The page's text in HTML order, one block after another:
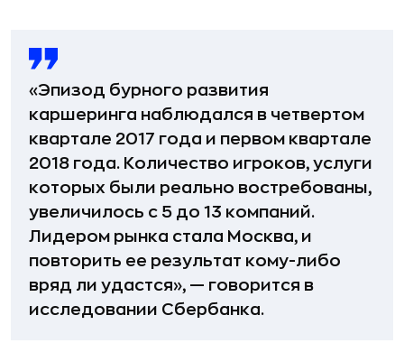
«Эпизод бурного развития
каршеринга наблюдался в четвертом
квартале 2017 года и первом квартале
2018 года. Количество игроков, услуги
которых были реально востребованы,
увеличилось с 5 до 13 компаний.
Лидером рынка стала Москва, и
повторить ее результат кому-либо
вряд ли удастся», — говорится в
исследовании Сбербанка.